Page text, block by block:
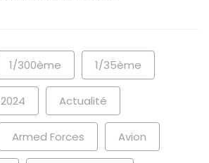
1/300ème 1/35ème
2024 Actualité
Armed Forces Avion